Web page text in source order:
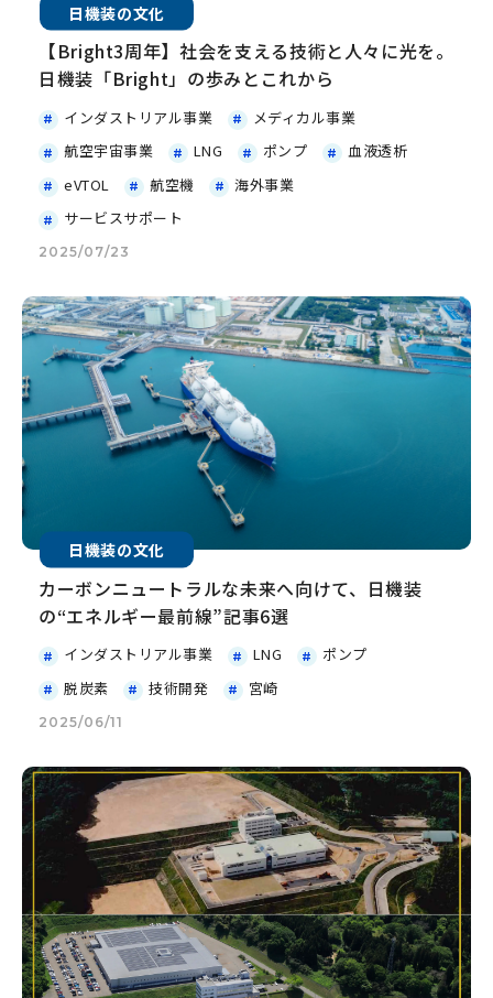
日機装の文化
【Bright3周年】社会を支える技術と人々に光を。
日機装「Bright」の歩みとこれから
インダストリアル事業
メディカル事業
航空宇宙事業
LNG ポンプ
血液透析
eVTOL
航空機
海外事業
サービスサポート
2025/07/23
日機装の文化
カーボンニュートラルな未来へ向けて、日機装
の“エネルギー最前線”記事6選
インダストリアル事業 LNG
ポンプ
脱炭素
技術開発 宮崎
2025/06/11